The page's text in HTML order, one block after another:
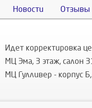
Новости Отзывы
Идет корректировка
МЦ Эма, 3 этаж, салон
МЦ Гулливер - корпус